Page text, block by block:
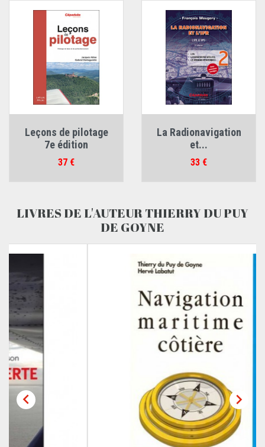
Leçons de pilotage
7e édition
Prix
37 €
La Radionavigation
et...
Prix
33 €
LIVRES DE L'AUTEUR THIERRY DU PUY
DE GOYNE
 